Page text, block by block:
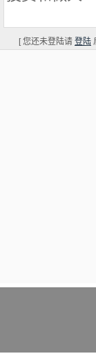
[ 您还未登陆请 登陆